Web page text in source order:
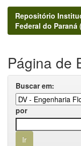
Repositório
Federal do Paraná
Página de
Buscar em:
por